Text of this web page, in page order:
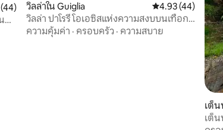
นเฉลี่ย 5 จาก 5, 44 รีวิว
วิลล่าใน Guiglia คะแนนเฉลี่ย 4.93
4.93 (44)
วิลล่า ปาโรรี โอเอซิสแห่งความสงบบนเทือก
เขาแอพเพนนีน
ความคุ้มค่า · ครอบครัว · ความสบาย
เต็น
e
เต็